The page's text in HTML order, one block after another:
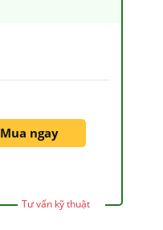
Mua ngay
Tư vấn kỹ thuật